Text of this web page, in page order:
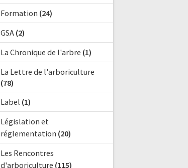
Formation (24)
GSA(2)
La Chronique de l'arbre (1)
La Lettre de l'arboriculture
(78)
Label (1)
Législation et
réglementation (20)
Les Rencontres
d'arboriculture (115)